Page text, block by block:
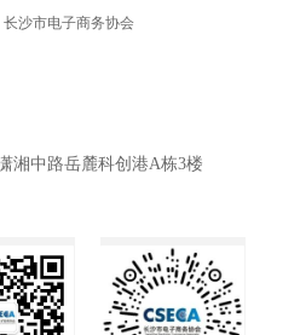
长沙市电子商务协会
湘中路岳麓科创港A栋3楼